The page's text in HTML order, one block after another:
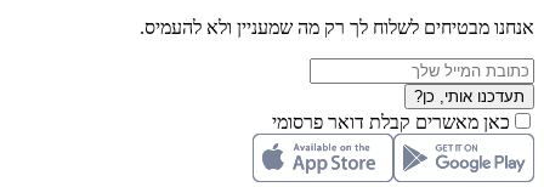
אנחנו מבטיחים לשלוח לך רק מה שמעניין ולא להעמיס.
תעדכנו אותי, כן?
כאן מאשרים קבלת דואר פרסומי